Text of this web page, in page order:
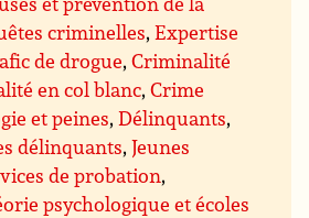
criminelles,Expertise
de drogue,Criminalité
en col blanc,Crime
et peines,Délinquants,
délinquants,Jeunes
de probation,
psychologique et écoles